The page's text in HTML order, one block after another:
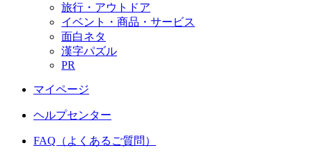
旅行・アウトドア
イベント・商品・サービス
面白ネタ
漢字パズル
PR
マイページ
ヘルプセンター
FAQ（よくあるご質問）